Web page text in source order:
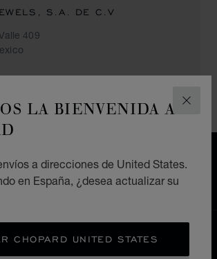
LA BIENVENIDA A
a direcciones de United States.
en España, ¿desea actualizar su
CHOPARD UNITED STATES
S.A. DE C.V
409
Y CAMBIOS